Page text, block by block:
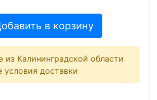
в корзину
из Калининградской области
условия доставки